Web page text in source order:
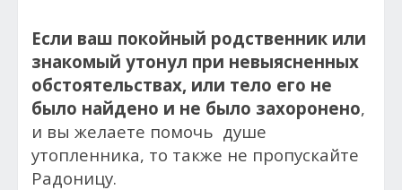
Если ваш покойный родственник или
знакомый утонул при невыясненных
обстоятельствах, или тело его не
было найдено и не было захоронено,
и вы желаете помочь душе
утопленника, то также не пропускайте
Радоницу.